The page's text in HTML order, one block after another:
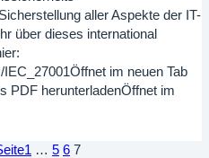
aller Aspekte der IT-
über dieses international
im neuen Tab
PDF herunterladenÖffnet im
1 … 5 6 7